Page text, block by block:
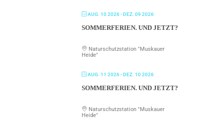
AUG. 10 2026- DEZ. 09 2026
SOMMERFERIEN. UND JETZT?
Naturschutzstation "Muskauer
Heide"
AUG. 11 2026- DEZ. 10 2026
SOMMERFERIEN. UND JETZT?
Naturschutzstation "Muskauer
Heide"